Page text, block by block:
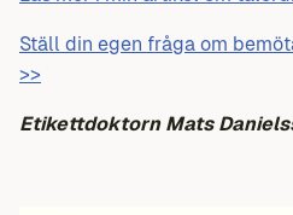
Ställ din egen fråga om
>>
Etikettdoktorn Mats